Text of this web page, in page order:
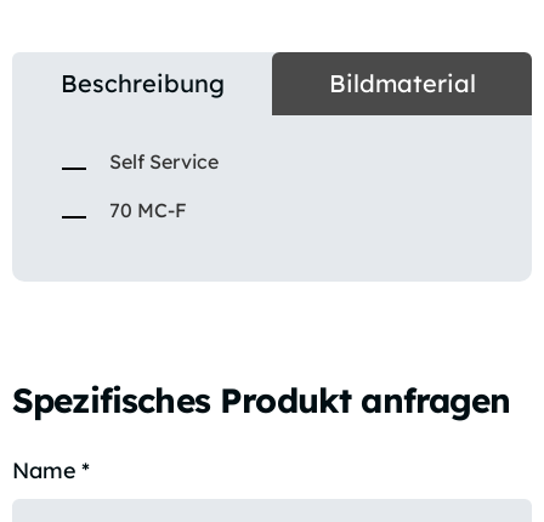
Beschreibung Bildmaterial
Self Service
70 MC-F
Spezifisches Produkt anfragen
Name *